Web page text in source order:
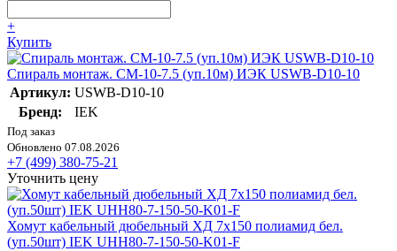
+
Купить
Спираль монтаж. СМ-10-7.5 (уп.10м) ИЭК USWB-D10-10
Артикул: USWB-D10-10
Бренд:
IEK
Под заказ
Обновлено 07.08.2026
+7 (499) 380-75-21
Уточнить цену
Хомут кабельный дюбельный ХД 7х150 полиамид бел.
(уп.50шт) IEK UHH80-7-150-50-K01-F